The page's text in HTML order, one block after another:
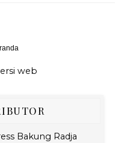
web
Bakung Radja